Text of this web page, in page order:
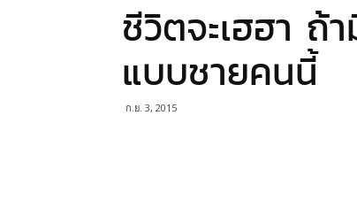
ชีวิตจะเฮฮา ถ้
แบบชายคนนี้
ก.ย. 3, 2015